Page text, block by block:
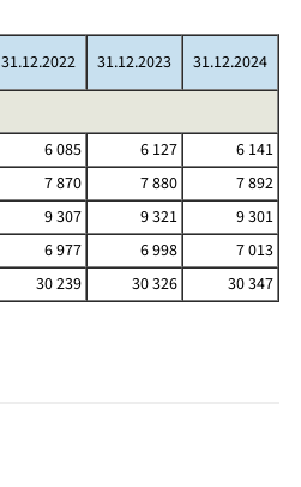
31.12.2022 31.12.2023 31.12.2024
6 085 6 127
6 141
7 870 7 880
7 892
9 307 9 321
9 301
6 977 6 998
7 013
30 239 30 326 30 347